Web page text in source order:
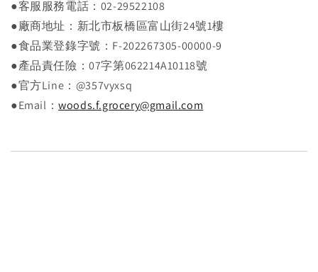
●客服服務電話：02-29522108
●廠商地址：新北市板橋區富山街24號1樓
●食品業登錄字號：F-202267305-00000-9
●產品責任險：07字第062214A10118號
●官方Line：@357vyxsq
●Email：woods.f.grocery@gmail.com